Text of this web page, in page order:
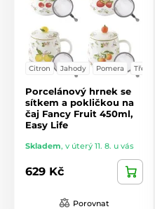
Citron Jahody Pomera Třešně
Porcelánový hrnek se
sítkem a pokličkou na
čaj Fancy Fruit 450ml,
Easy Life
Skladem, v úterý 11. 8. u vás
629 Kč
Porovnat